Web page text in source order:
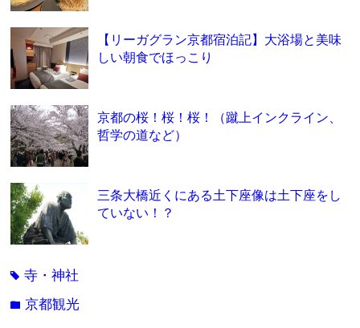
【リーガグラン京都宿泊記】大浴場と美味
しい朝食でほっこり
京都の桜！桜！桜！（蹴上インクライン、
哲学の道など）
三条大橋近くにある土下座像は土下座をし
ていない！？
tag寺・神社
folder京都観光